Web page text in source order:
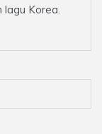
lagu Korea.